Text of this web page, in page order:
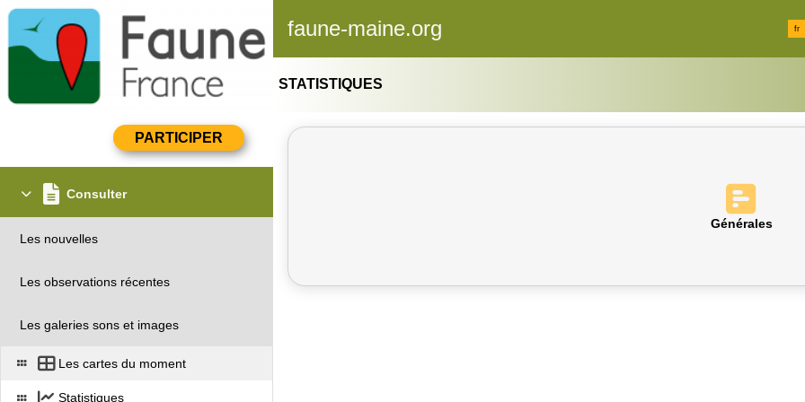
faune-maine.org fr
Consulter
Les nouvelles
Les observations récentes
Les galeries sons et images
Les cartes du moment
Statistiques
STATISTIQUES
Générales